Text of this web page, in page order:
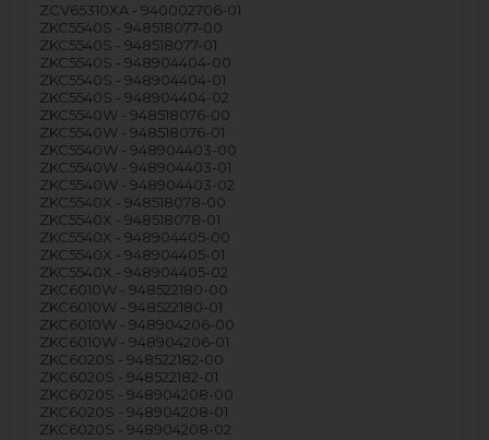
ZCV65310XA - 940002706-01
ZKC5540S - 948518077-00
ZKC5540S - 948518077-01
ZKC5540S - 948904404-00
ZKC5540S - 948904404-01
ZKC5540S - 948904404-02
ZKC5540W - 948518076-00
ZKC5540W - 948518076-01
ZKC5540W - 948904403-00
ZKC5540W - 948904403-01
ZKC5540W - 948904403-02
ZKC5540X - 948518078-00
ZKC5540X - 948518078-01
ZKC5540X - 948904405-00
ZKC5540X - 948904405-01
ZKC5540X - 948904405-02
ZKC6010W - 948522180-00
ZKC6010W - 948522180-01
ZKC6010W - 948904206-00
ZKC6010W - 948904206-01
ZKC6020S - 948522182-00
ZKC6020S - 948522182-01
ZKC6020S - 948904208-00
ZKC6020S - 948904208-01
ZKC6020S - 948904208-02